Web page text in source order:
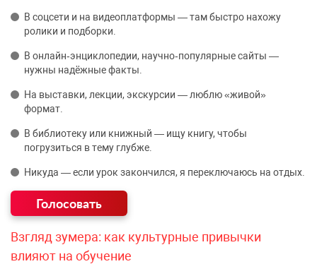
В соцсети и на видеоплатформы — там быстро нахожу
ролики и подборки.
В онлайн‑энциклопедии, научно‑популярные сайты —
нужны надёжные факты.
На выставки, лекции, экскурсии — люблю «живой»
формат.
В библиотеку или книжный — ищу книгу, чтобы
погрузиться в тему глубже.
Никуда — если урок закончился, я переключаюсь на отдых.
Взгляд зумера: как культурные привычки
влияют на обучение